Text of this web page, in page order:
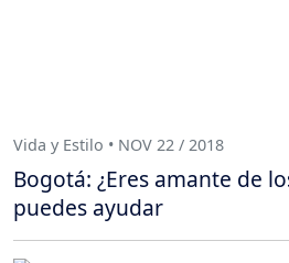
Vida y Estilo • NOV 22 / 2018
Bogotá: ¿Eres amante de
puedes ayudar